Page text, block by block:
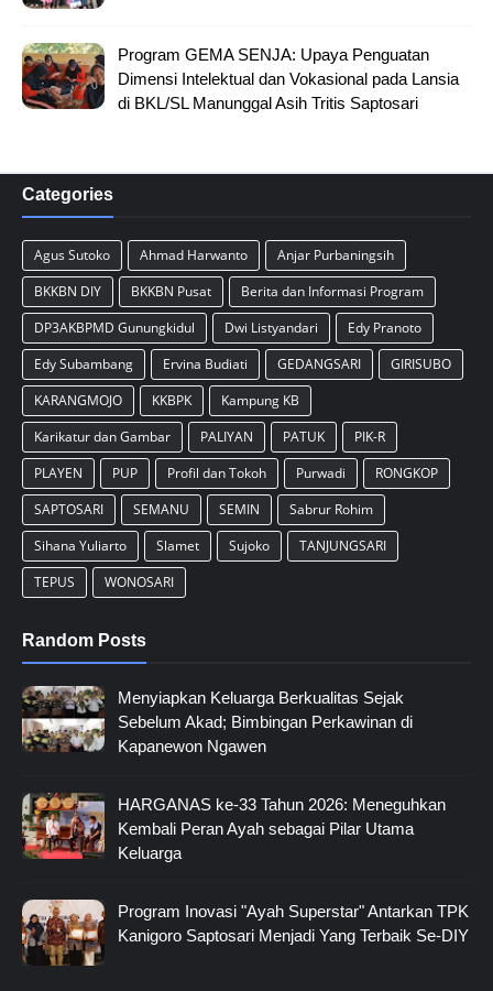
Program GEMA SENJA: Upaya Penguatan
Dimensi Intelektual dan Vokasional pada Lansia
di BKL/SL Manunggal Asih Tritis Saptosari
Categories
Agus Sutoko Ahmad Harwanto
Anjar Purbaningsih
BKKBN DIY
BKKBN Pusat
Berita dan Informasi Program
DP3AKBPMD Gunungkidul
Dwi Listyandari
Edy Pranoto
Edy Subambang
Ervina Budiati GEDANGSARI
GIRISUBO
KARANGMOJO
KKBPK
Kampung KB
Karikatur dan Gambar
PALIYAN PATUK
PIK-R
PLAYEN
PUP Profil dan Tokoh Purwadi
RONGKOP
SAPTOSARI
SEMANU SEMIN
Sabrur Rohim
Sihana Yuliarto
Slamet Sujoko
TANJUNGSARI
TEPUS
WONOSARI
Random Posts
Menyiapkan Keluarga Berkualitas Sejak
Sebelum Akad; Bimbingan Perkawinan di
Kapanewon Ngawen
HARGANAS ke-33 Tahun 2026: Meneguhkan
Kembali Peran Ayah sebagai Pilar Utama
Keluarga
Program Inovasi "Ayah Superstar" Antarkan TPK
Kanigoro Saptosari Menjadi Yang Terbaik Se-DIY